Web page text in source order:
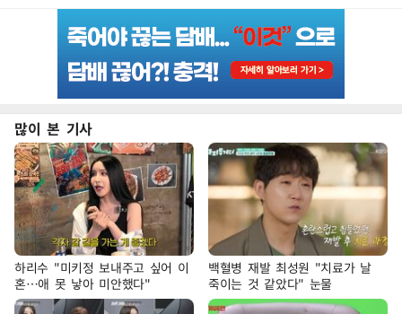
많이 본 기사
하리수 "미키정 보내주고 싶어 이
혼…애 못 낳아 미안했다"
백혈병 재발 최성원 "치료가 날
죽이는 것 같았다" 눈물